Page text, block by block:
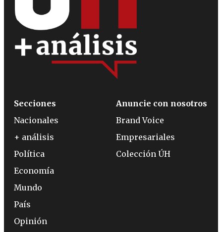
Secciones
Nacionales
+ análisis
Política
Economía
Mundo
País
Opinión
Anuncie con nosotros
Brand Voice
Empresariales
Colección ÚH